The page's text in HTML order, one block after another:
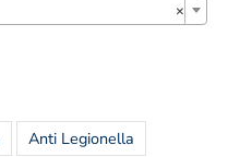
×
Anti Legionella